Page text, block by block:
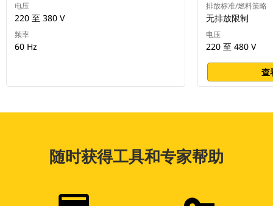
电压
220 至 380 V
频率
60 Hz
排放标准/燃料策略
无排放限制
电压
220 至 480 V
查
随时获得工具和专家帮助